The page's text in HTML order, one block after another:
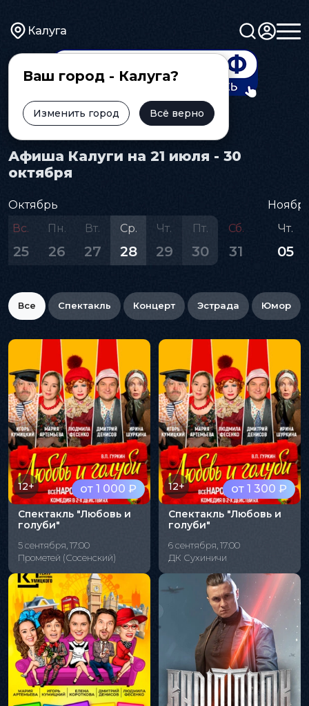
Калуга
Ваш город - Калуга?
Изменить город Всё верно
Главная Афиша
Афиша Калуги на 21 июля - 30
октября
Октябрь
Вс.
25
Пн.
26
Вт.
27
Ср.
28
Чт.
29
Пт.
30
Сб.
31
Чт.
05
Все Спектакль Концерт Эстрада Юмор
от 1 000 ₽
12+
Спектакль "Любовь и
голуби"
5 сентября, 17:00
Прометей (Сосенский)
от 1 300 ₽
12+
Спектакль "Любовь и
голуби"
6 сентября, 17:00
ДК Сухиничи